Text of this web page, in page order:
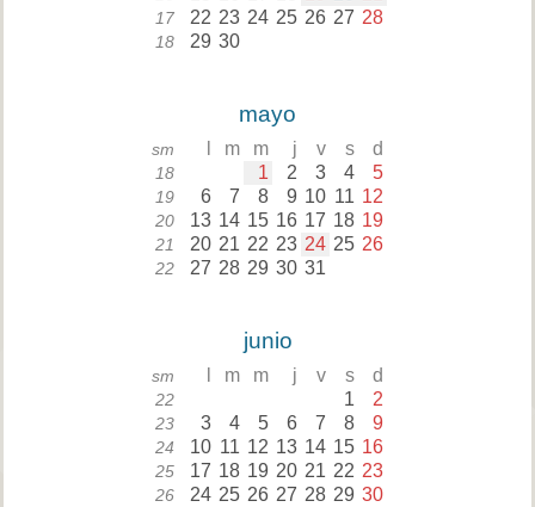
17 22 23 24 25 26 27 28
18 29 30
mayo
sm m m j v s d
18 1 2 3 4 5
19 6 7 8 9 10 11 12
20 13 14 15 16 17 18 19
21 20 21 22 23 24 25 26
22 27 28 29 30 31
junio
sm m m j v s d
22 1 2
23 3 4 5 6 7 8 9
24 10 11 12 13 14 15 16
25 17 18 19 20 21 22 23
26 24 25 26 27 28 29 30